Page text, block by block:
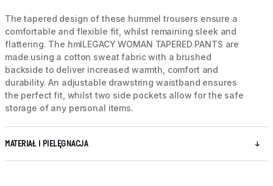
The tapered design of these hummel trousers ensure a
comfortable and flexible fit, whilst remaining sleek and
flattering. The hmlLEGACY WOMAN TAPERED PANTS are
made using a cotton sweat fabric with a brushed
backside to deliver increased warmth, comfort and
durability. An adjustable drawstring waistband ensures
the perfect fit, whilst two side pockets allow for the safe
storage of any personal items.
MATERIAŁ I PIELĘGNACJA